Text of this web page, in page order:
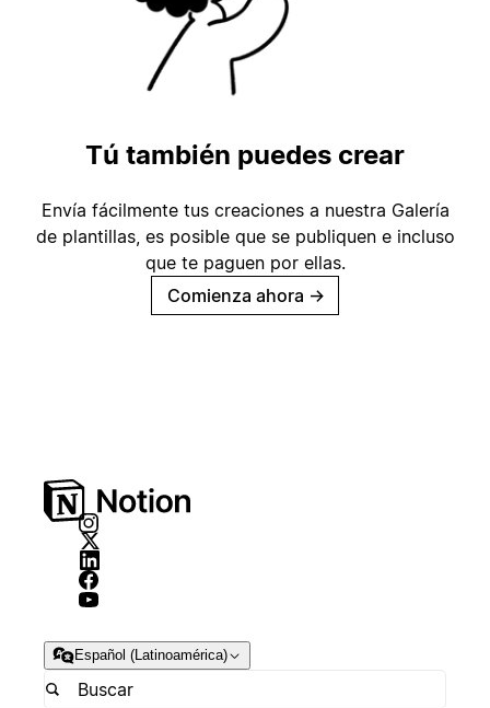
Tú también puedes crear
Envía fácilmente tus creaciones a nuestra Galería
de plantillas, es posible que se publiquen e incluso
que te paguen por ellas.
Comienza ahora →
Español (Latinoamérica)